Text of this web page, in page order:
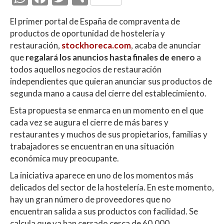
at
s
A
p
p
e
b
o
o
k
w
itt
er
m
p
ar
ti
r
El primer portal de España de compraventa de
productos de oportunidad de hostelería y
restauración, stockhoreca.com​, acaba de anunciar
queregalará los anuncios hasta finales de enero a
todos aquellos negocios de restauración
independientes que quieran anunciar sus productos de
segunda mano a causa del cierre del establecimiento.
Esta propuesta se enmarca en un momento en el que
cada vez se augura el cierre de más bares y
restaurantes y muchos de sus propietarios, familias y
trabajadores se encuentran en una situación
económica muy preocupante.
La iniciativa aparece en uno de los momentos más
delicados del sector de la hostelería. En este momento,
hay un gran número de proveedores que no
encuentran salida a sus productos con facilidad. Se